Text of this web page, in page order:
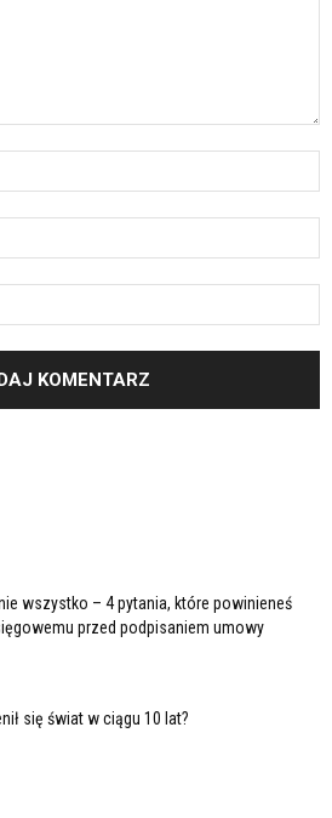
wszystko – 4 pytania, które powinieneś
przed podpisaniem umowy
się świat w ciągu 10 lat?